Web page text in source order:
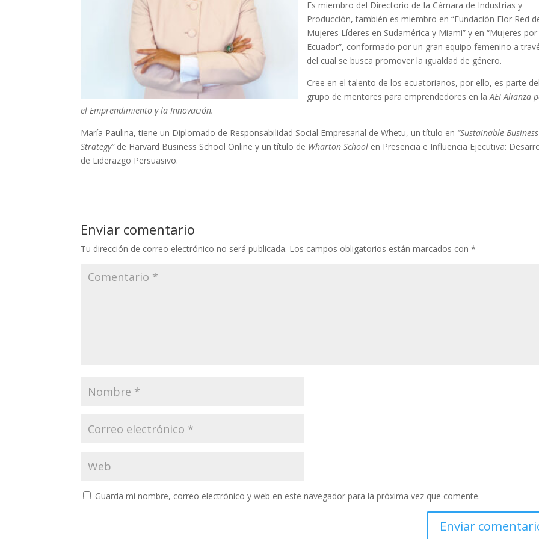
Es miembro del Directorio de la Cámara de Industrias y
Producción, también es miembro en “Fundación Flor Red
Mujeres Líderes en Sudamérica y Miami” y en “Mujeres por
Ecuador”, conformado por un gran equipo femenino a
del cual se busca promover la igualdad de género.
Cree en el talento de los ecuatorianos, por ello, es parte
grupo de mentores para emprendedores en laAEI Alianza
el Emprendimiento y la Innovación.
María Paulina, tiene un Diplomado de Responsabilidad Social Empresarial de Whetu, un título en “Sustainable Business
Strategy”de Harvard Business School Online y un título de Wharton School en Presencia e Influencia Ejecutiva:
de Liderazgo Persuasivo.
Enviar comentario
Tu dirección de correo electrónico no será publicada. Los campos obligatorios están marcados con*
Guarda mi nombre, correo electrónico y web en este navegador para la próxima vez que comente.